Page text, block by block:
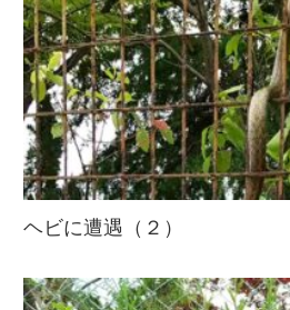
ヘビに遭遇（２）